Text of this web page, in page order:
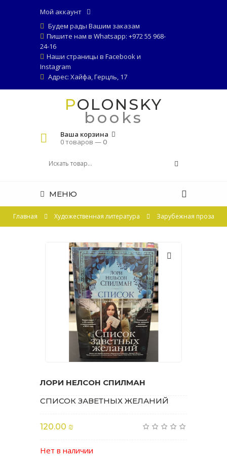
Мой аккаунт
Будем рады Вашим заказам
Пишите нам в Whatsapp: +972 55 968-
24-16
Наши страницы в Facebookи
Instagram
Адрес: Хайфа, Герцль, 17
POLONSKY
books
Ваша корзина
0 товаров —0
МЕНЮ
Главная Художественная литература Зарубежная проза
ЛОРИ НЕЛСОН СПИЛМАН
СПИСОК ЗАВЕТНЫХ ЖЕЛАНИЙ
120.00 ₪
Нет в наличии